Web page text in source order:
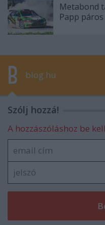
Metabond
Papp páros
blog.hu
Szólj hozzá!
A hozzászóláshoz be